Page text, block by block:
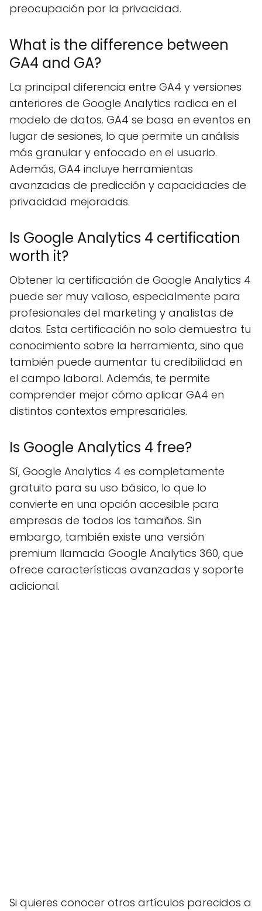
preocupación por la privacidad.
What is the difference between
GA4 and GA?
La principal diferencia entre GA4 y versiones
anteriores de Google Analytics radica en el
modelo de datos. GA4 se basa en eventos en
lugar de sesiones, lo que permite un análisis
más granular y enfocado en el usuario.
Además, GA4 incluye herramientas
avanzadas de predicción y capacidades de
privacidad mejoradas.
Is Google Analytics 4 certification
worth it?
Obtener la certificación de Google Analytics 4
puede ser muy valioso, especialmente para
profesionales del marketing y analistas de
datos. Esta certificación no solo demuestra tu
conocimiento sobre la herramienta, sino que
también puede aumentar tu credibilidad en
el campo laboral. Además, te permite
comprender mejor cómo aplicar GA4 en
distintos contextos empresariales.
Is Google Analytics 4 free?
Sí, Google Analytics 4 es completamente
gratuito para su uso básico, lo que lo
convierte en una opción accesible para
empresas de todos los tamaños. Sin
embargo, también existe una versión
premium llamada Google Analytics 360, que
ofrece características avanzadas y soporte
adicional.
Si quieres conocer otros artículos parecidos a